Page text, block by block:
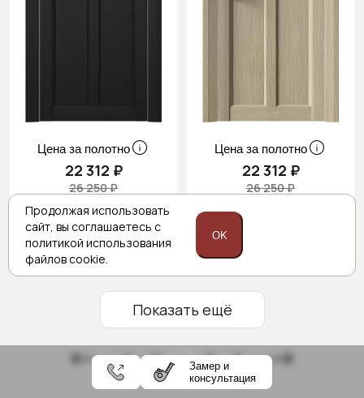
Цена за полотно
22 312 ₽
26 250 ₽
Цена за полотно
22 312 ₽
26 250 ₽
Показать ещё
2 3 4 5 6
Замер и
консультация
Продолжая использовать
сайт, вы соглашаетесь с
политикой использования
файлов cookie.
OK